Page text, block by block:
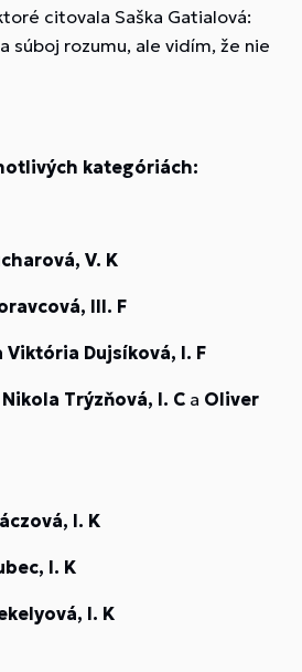
citovala Saška Gatialová:
súboj rozumu, ale vidím, že nie
kategóriách:
V. K
III. F
Viktória Dujsíková, I. F
Nikola Trýzňová, I. C a Oliver
I. K
I. K
I. K